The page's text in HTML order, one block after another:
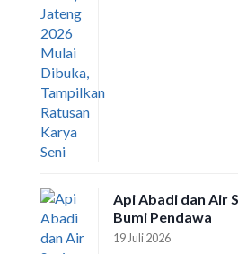
Api Abadi dan Air
Bumi Pendawa
19 Juli 2026